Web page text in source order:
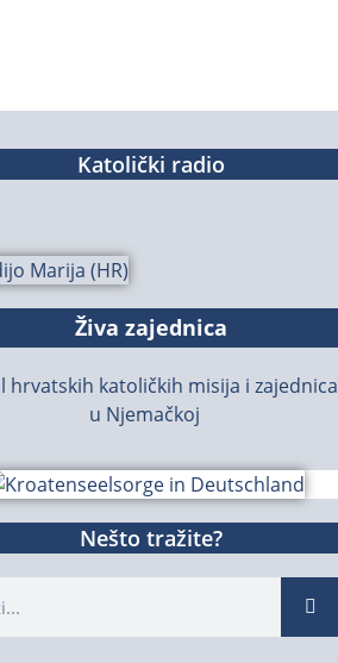
Katolički radio
Živa zajednica
hrvatskih katoličkih misija i zajednica
u Njemačkoj
Nešto tražite?